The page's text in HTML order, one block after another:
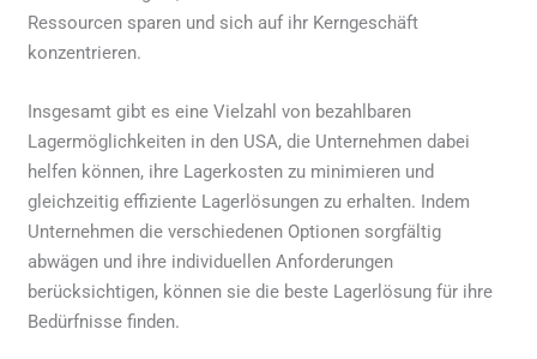
Ressourcen sparen und sich auf ihr Kerngeschäft
konzentrieren.
Insgesamt gibt es eine Vielzahl von bezahlbaren
Lagermöglichkeiten in den USA, die Unternehmen dabei
helfen können, ihre Lagerkosten zu minimieren und
gleichzeitig effiziente Lagerlösungen zu erhalten. Indem
Unternehmen die verschiedenen Optionen sorgfältig
abwägen und ihre individuellen Anforderungen
berücksichtigen, können sie die beste Lagerlösung für ihre
Bedürfnisse finden.